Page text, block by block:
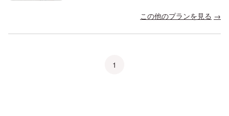
この他のプランを見る
1